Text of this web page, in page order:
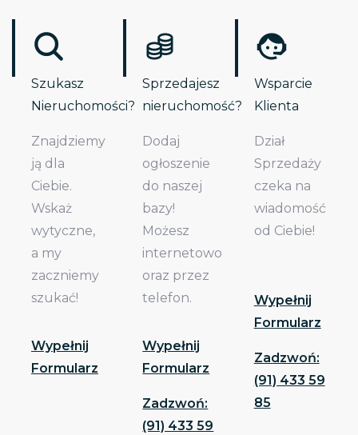
Szukasz
Nieruchomości?
Znajdziemy
ją dla
Ciebie.
Wskaż
wytyczne,
a my
zaczniemy
szukać!
Wypełnij
Formularz
Sprzedajesz
nieruchomość?
Dodaj
ogłoszenie
do naszej
bazy!
Możesz
internetowo
oraz przez
telefon.
Wypełnij
Formularz
Zadzwoń:
(91) 433 59
Wsparcie
Klienta
Dział
Sprzedaży
czeka na
wiadomość
od Ciebie!
Wypełnij
Formularz
Zadzwoń:
(91) 433 59
85